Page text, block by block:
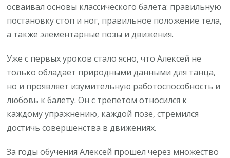
осваивал основы классического балета: правильную
постановку стоп и ног, правильное положение тела,
а также элементарные позы и движения.
Уже с первых уроков стало ясно, что Алексей не
только обладает природными данными для танца,
но и проявляет изумительную работоспособность и
любовь к балету. Он с трепетом относился к
каждому упражнению, каждой позе, стремился
достичь совершенства в движениях.
За годы обучения Алексей прошел через множество